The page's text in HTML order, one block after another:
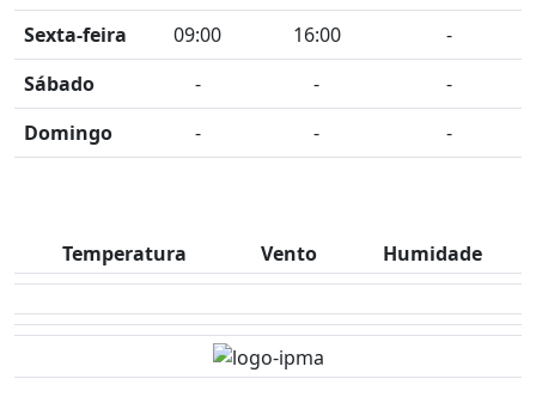
Sexta-feira 09:00 16:00
-
Sábado
- -
-
Domingo
- - -
Temperatura Vento Humidade